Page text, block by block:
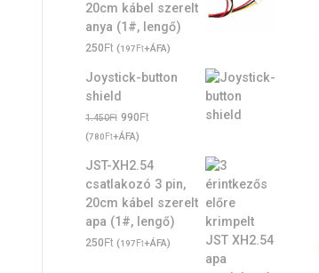
20cm kábel szerelt
anya (1#, lengő)
250Ft (197Ft+ÁFA)
Joystick-button
shield
1.450Ft Original
price
1.450Ft.
990FtCurrent
990Ft.
(780Ft+ÁFA)
JST-XH2.54
csatlakozó 3 pin,
20cm kábel szerelt
apa (1#, lengő)
250Ft (197Ft+ÁFA)